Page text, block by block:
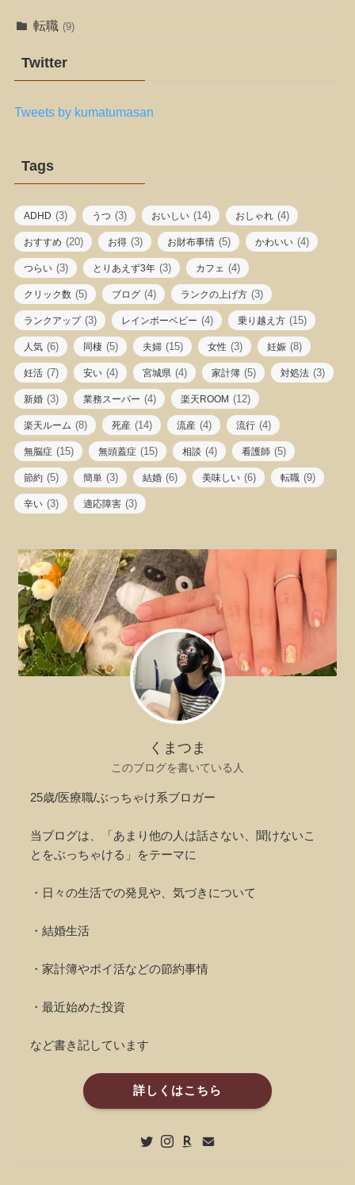
転職 (9)
Twitter
Tweets by kumatumasan
Tags
ADHD (3) うつ (3) おいしい (14) おしゃれ (4)
おすすめ (20) お得 (3) お財布事情 (5) かわいい (4)
つらい (3) とりあえず3年 (3) カフェ (4)
クリック数 (5) ブログ (4) ランクの上げ方 (3)
ランクアップ(3) レインボーベビー (4) 乗り越え方 (15)
人気 (6) 同棲 (5) 夫婦 (15) 女性 (3) 妊娠 (8)
妊活 (7) 安い (4) 宮城県 (4) 家計簿 (5) 対処法 (3)
新婚 (3) 業務スーパー (4) 楽天ROOM (12)
楽天ルーム (8) 死産 (14) 流産 (4) 流行 (4)
無脳症 (15) 無頭蓋症 (15) 相談 (4) 看護師 (5)
節約 (5) 簡単 (3) 結婚 (6) 美味しい (6) 転職 (9)
辛い (3) 適応障害 (3)
くまつま
このブログを書いている人
25歳/医療職/ぶっちゃけ系ブロガー
当ブログは、「あまり他の人は話さない、聞けないこ
とをぶっちゃける」をテーマに
・日々の生活での発見や、気づきについて
・結婚生活
・家計簿やポイ活などの節約事情
・最近始めた投資
など書き記しています
詳しくはこちら